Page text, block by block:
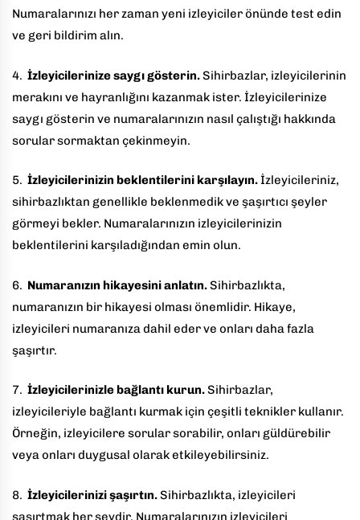
Numaralarınızı her zaman yeni izleyiciler önünde test edin
ve geri bildirim alın.
4. İzleyicilerinize saygı gösterin.Sihirbazlar, izleyicilerinin
merakını ve hayranlığını kazanmak ister. İzleyicilerinize
saygı gösterin ve numaralarınızın nasıl çalıştığı hakkında
sorular sormaktan çekinmeyin.
5. İzleyicilerinizin beklentilerini karşılayın. İzleyicileriniz,
sihirbazlıktan genellikle beklenmedik ve şaşırtıcı şeyler
görmeyi bekler. Numaralarınızın izleyicilerinizin
beklentilerini karşıladığından emin olun.
6. Numaranızın hikayesini anlatın.Sihirbazlıkta,
numaranızın bir hikayesi olması önemlidir. Hikaye,
izleyicileri numaranıza dahil eder ve onları daha fazla
şaşırtır.
7. İzleyicilerinizle bağlantı kurun.Sihirbazlar,
izleyicileriyle bağlantı kurmak için çeşitli teknikler kullanır.
Örneğin, izleyicilere sorular sorabilir, onları güldürebilir
veya onları duygusal olarak etkileyebilirsiniz.
8. İzleyicilerinizi şaşırtın.Sihirbazlıkta, izleyicileri
şaşırtmak her şeydir. Numaralarınızın izleyicileri